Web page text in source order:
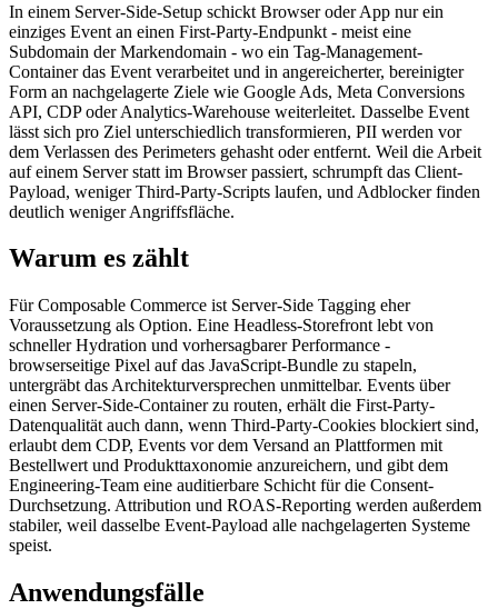
In einem Server-Side-Setup schickt Browser oder App nur ein
einziges Event an einen First-Party-Endpunkt - meist eine
Subdomain der Markendomain - wo ein Tag-Management-
Container das Event verarbeitet und in angereicherter, bereinigter
Form an nachgelagerte Ziele wie Google Ads, Meta Conversions
API, CDP oder Analytics-Warehouse weiterleitet. Dasselbe Event
lässt sich pro Ziel unterschiedlich transformieren, PII werden vor
dem Verlassen des Perimeters gehasht oder entfernt. Weil die Arbeit
auf einem Server statt im Browser passiert, schrumpft das Client-
Payload, weniger Third-Party-Scripts laufen, und Adblocker finden
deutlich weniger Angriffsfläche.
Warum es zählt
Für Composable Commerce ist Server-Side Tagging eher
Voraussetzung als Option. Eine Headless-Storefront lebt von
schneller Hydration und vorhersagbarer Performance -
browserseitige Pixel auf das JavaScript-Bundle zu stapeln,
untergräbt das Architekturversprechen unmittelbar. Events über
einen Server-Side-Container zu routen, erhält die First-Party-
Datenqualität auch dann, wenn Third-Party-Cookies blockiert sind,
erlaubt dem CDP, Events vor dem Versand an Plattformen mit
Bestellwert und Produkttaxonomie anzureichern, und gibt dem
Engineering-Team eine auditierbare Schicht für die Consent-
Durchsetzung. Attribution und ROAS-Reporting werden außerdem
stabiler, weil dasselbe Event-Payload alle nachgelagerten Systeme
speist.
Anwendungsfälle